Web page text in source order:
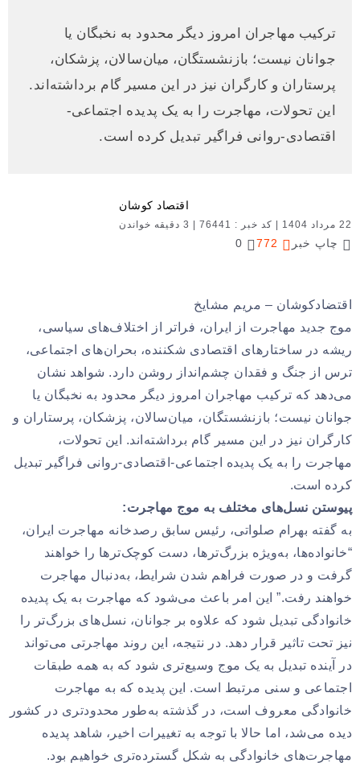
ترکیب مهاجران امروز دیگر محدود به نخبگان یا
جوانان نیست؛ بازنشستگان، میان‌سالان، پزشکان،
پرستاران و کارگران نیز در این مسیر گام برداشته‌اند.
این تحولات، مهاجرت را به یک پدیده اجتماعی-
اقتصادی-روانی فراگیر تبدیل کرده است.
اقتصاد کوشان
22 مرداد 1404 | کد خبر : 76441 | 3 دقیقه خواندن
چاپ خبر 772
0
اقتضادکوشان – مریم مشایخ
موج جدید مهاجرت از ایران، فراتر از اختلاف‌های سیاسی،
ریشه در ساختارهای اقتصادی شکننده، بحران‌های اجتماعی،
ترس از جنگ و فقدان چشم‌انداز روشن دارد. شواهد نشان
می‌دهد که ترکیب مهاجران امروز دیگر محدود به نخبگان یا
جوانان نیست؛ بازنشستگان، میان‌سالان، پزشکان، پرستاران و
کارگران نیز در این مسیر گام برداشته‌اند. این تحولات،
مهاجرت را به یک پدیده اجتماعی-اقتصادی-روانی فراگیر تبدیل
کرده است.
پیوستن نسل‌های مختلف به موج مهاجرت:
به گفته بهرام صلواتی، رئیس سابق رصدخانه مهاجرت ایران،
“خانواده‌ها، به‌ویژه بزرگ‌ترها، دست کوچک‌ترها را خواهند
گرفت و در صورت فراهم شدن شرایط، به‌دنبال مهاجرت
خواهند رفت.” این امر باعث می‌شود که مهاجرت به یک پدیده
خانوادگی تبدیل شود که علاوه بر جوانان، نسل‌های بزرگ‌تر را
نیز تحت تاثیر قرار دهد. در نتیجه، این روند مهاجرتی می‌تواند
در آینده تبدیل به یک موج وسیع‌تری شود که به همه طبقات
اجتماعی و سنی مرتبط است. این پدیده که به مهاجرت
خانوادگی معروف است، در گذشته به‌طور محدودتری در کشور
دیده می‌شد، اما حالا با توجه به تغییرات اخیر، شاهد پدیده
مهاجرت‌های خانوادگی به‌ شکل گسترده‌تری خواهیم بود.